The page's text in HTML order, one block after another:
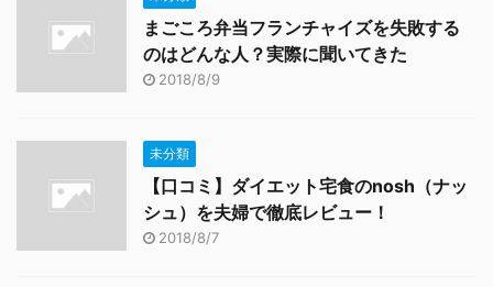
まごころ弁当フランチャイズを失敗する
のはどんな人？実際に聞いてきた
2018/8/9
未分類
【口コミ】ダイエット宅食のnosh（ナッ
シュ）を夫婦で徹底レビュー！
2018/8/7